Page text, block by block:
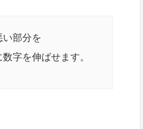
い部分を
字を伸ばせます。